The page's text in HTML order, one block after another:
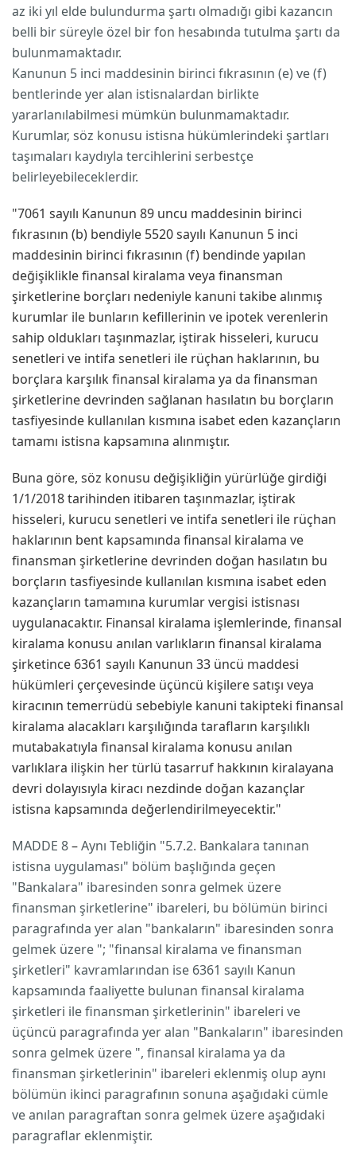
az iki yıl elde bulundurma şartı olmadığı gibi kazancın
belli bir süreyle özel bir fon hesabında tutulma şartı da
bulunmamaktadır.
Kanunun 5 inci maddesinin birinci fıkrasının (e) ve (f)
bentlerinde yer alan istisnalardan birlikte
yararlanılabilmesi mümkün bulunmamaktadır.
Kurumlar, söz konusu istisna hükümlerindeki şartları
taşımaları kaydıyla tercihlerini serbestçe
belirleyebileceklerdir.
"7061 sayılı Kanunun 89 uncu maddesinin birinci
fıkrasının (b) bendiyle 5520 sayılı Kanunun 5 inci
maddesinin birinci fıkrasının (f) bendinde yapılan
değişiklikle finansal kiralama veya finansman
şirketlerine borçları nedeniyle kanuni takibe alınmış
kurumlar ile bunların kefillerinin ve ipotek verenlerin
sahip oldukları taşınmazlar, iştirak hisseleri, kurucu
senetleri ve intifa senetleri ile rüçhan haklarının, bu
borçlara karşılık finansal kiralama ya da finansman
şirketlerine devrinden sağlanan hasılatın bu borçların
tasfiyesinde kullanılan kısmına isabet eden kazançların
tamamı istisna kapsamına alınmıştır.
Buna göre, söz konusu değişikliğin yürürlüğe girdiği
1/1/2018 tarihinden itibaren taşınmazlar, iştirak
hisseleri, kurucu senetleri ve intifa senetleri ile rüçhan
haklarının bent kapsamında finansal kiralama ve
finansman şirketlerine devrinden doğan hasılatın bu
borçların tasfiyesinde kullanılan kısmına isabet eden
kazançların tamamına kurumlar vergisi istisnası
uygulanacaktır. Finansal kiralama işlemlerinde, finansal
kiralama konusu anılan varlıkların finansal kiralama
şirketince 6361 sayılı Kanunun 33 üncü maddesi
hükümleri çerçevesinde üçüncü kişilere satışı veya
kiracının temerrüdü sebebiyle kanuni takipteki finansal
kiralama alacakları karşılığında tarafların karşılıklı
mutabakatıyla finansal kiralama konusu anılan
varlıklara ilişkin her türlü tasarruf hakkının kiralayana
devri dolayısıyla kiracı nezdinde doğan kazançlar
istisna kapsamında değerlendirilmeyecektir."
MADDE 8–Aynı Tebliğin "5.7.2. Bankalara tanınan
istisna uygulaması" bölüm başlığında geçen
"Bankalara" ibaresinden sonra gelmek üzere
finansman şirketlerine" ibareleri, bu bölümün birinci
paragrafında yer alan "bankaların" ibaresinden sonra
gelmek üzere "; "finansal kiralama ve finansman
şirketleri" kavramlarından ise 6361 sayılı Kanun
kapsamında faaliyette bulunan finansal kiralama
şirketleri ile finansman şirketlerinin" ibareleri ve
üçüncü paragrafında yer alan "Bankaların" ibaresinden
sonra gelmek üzere ", finansal kiralama ya da
finansman şirketlerinin" ibareleri eklenmiş olup aynı
bölümün ikinci paragrafının sonuna aşağıdaki cümle
ve anılan paragraftan sonra gelmek üzere aşağıdaki
paragraflar eklenmiştir.